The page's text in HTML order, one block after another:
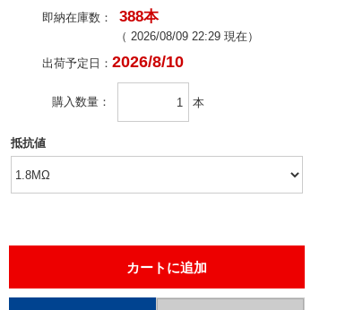
即納在庫数： 388本
（ 2026/08/09 22:29 現在）
出荷予定日： 2026/8/10
購入数量 本
抵抗値